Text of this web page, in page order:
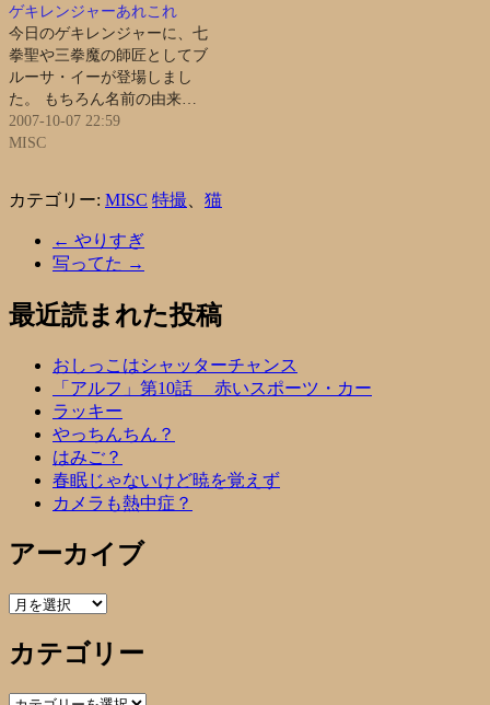
ゲキレンジャーあれこれ
今日のゲキレンジャーに、七
拳聖や三拳魔の師匠としてブ
ルーサ・イーが登場しまし
た。 もちろん名前の由来…
2007-10-07 22:59
MISC
カテゴリー: MISC 特撮 猫
← やりすぎ
写ってた →
最近読まれた投稿
おしっこはシャッターチャンス
「アルフ」第10話 赤いスポーツ・カー
ラッキー
やっちんちん？
はみご？
春眠じゃないけど暁を覚えず
カメラも熱中症？
アーカイブ
ア
カ
イ
ブ
カテゴリー